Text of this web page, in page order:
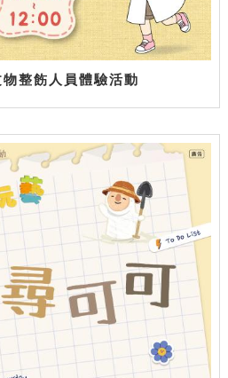
物整飭人員體驗活動